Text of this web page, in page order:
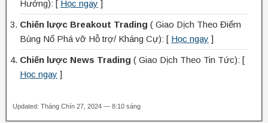
Hướng): [ Học ngay ]
Chiến lược Breakout Trading ( Giao Dịch Theo Điểm
Bùng Nổ Phá vỡ Hỗ trợ/ Kháng Cự): [ Học ngay ]
Chiến lược News Trading ( Giao Dịch Theo Tin Tức): [
Học ngay ]
Updated: Tháng Chín 27, 2024 — 8:10 sáng